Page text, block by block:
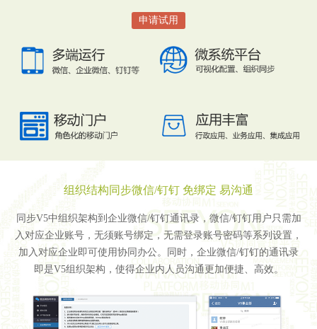
申请试用
组织结构同步微信/钉钉 免绑定 易沟通
同步V5中组织架构到企业微信/钉钉通讯录，微信/钉钉用户只需加
入对应企业账号，无须账号绑定，无需登录账号密码等系列设置，
加入对应企业即可使用协同办公。同时，企业微信/钉钉的通讯录
即是V5组织架构，使得企业内人员沟通更加便捷、高效。